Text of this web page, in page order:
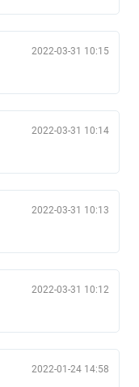
2022-03-31 10:15
2022-03-31 10:14
2022-03-31 10:13
2022-03-31 10:12
2022-01-24 14:58